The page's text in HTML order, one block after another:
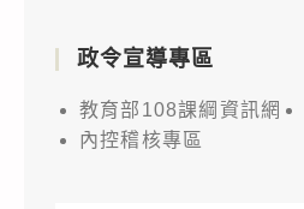
政令宣導專區
教育部108課綱資訊網
內控稽核專區